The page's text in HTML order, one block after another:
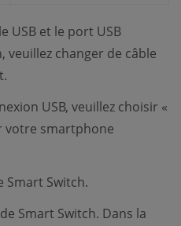
USB et le port USB
changer de câble
USB, veuillez choisir «
votre smartphone
Smart Switch.
Smart Switch. Dans la